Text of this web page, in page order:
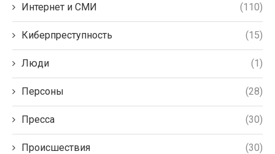
Интернет и СМИ (110)
Киберпреступность (15)
Люди (1)
Персоны (28)
Пресса (30)
Происшествия (30)